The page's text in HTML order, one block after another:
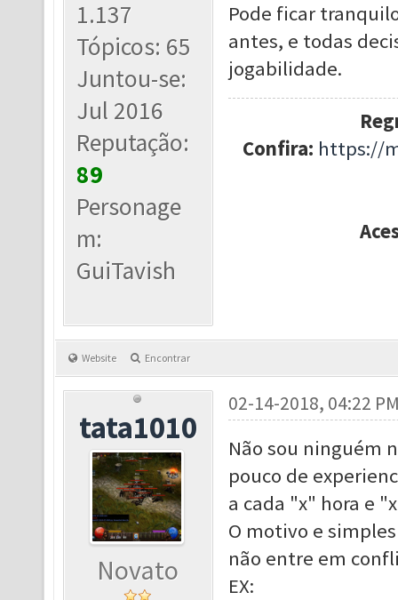
1.137
Tópicos: 65
Juntou-se:
Jul 2016
Reputação:
89
Personage
m:
GuiTavish
Pode ficar
antes, e todas
jogabilidade.
Confira: https://
Website Encontrar
tata1010
Novato
02-14-2018, 04:22
Não sou ninguém
pouco de
a cada "x" hora e
O motivo e
não entre em
EX: